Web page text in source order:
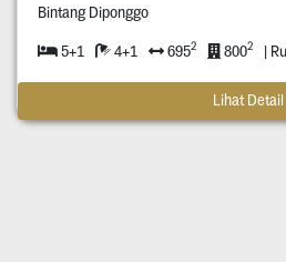
Bintang Diponggo
5+1 4+1 6952 8002 |
Lihat Detail